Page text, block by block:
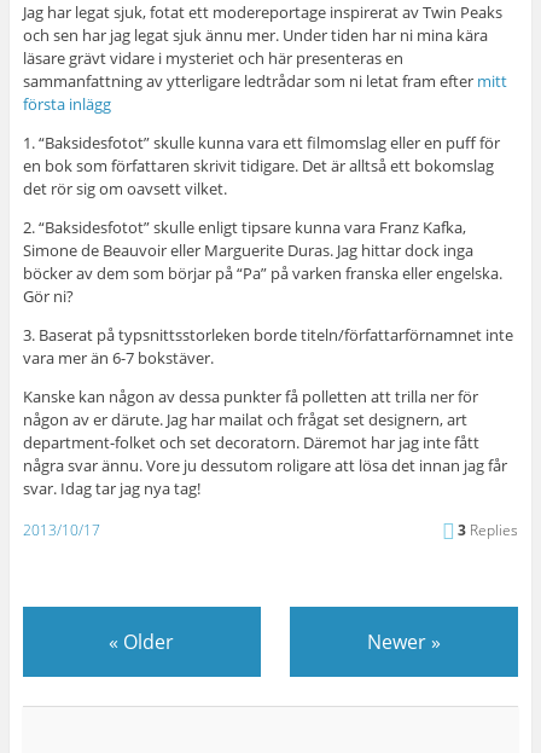
Jag har legat sjuk, fotat ett modereportage inspirerat av Twin Peaks
och sen har jag legat sjuk ännu mer. Under tiden har ni mina kära
läsare grävt vidare i mysteriet och här presenteras en
sammanfattning av ytterligare ledtrådar som ni letat fram efter mitt
första inlägg
1. “Baksidesfotot” skulle kunna vara ett filmomslag eller en puff för
en bok som författaren skrivit tidigare. Det är alltså ett bokomslag
det rör sig om oavsett vilket.
2. “Baksidesfotot” skulle enligt tipsare kunna vara Franz Kafka,
Simone de Beauvoir eller Marguerite Duras. Jag hittar dock inga
böcker av dem som börjar på “Pa” på varken franska eller engelska.
Gör ni?
3. Baserat på typsnittsstorleken borde titeln/författarförnamnet inte
vara mer än 6-7 bokstäver.
Kanske kan någon av dessa punkter få polletten att trilla ner för
någon av er därute. Jag har mailat och frågat set designern, art
department-folket och set decoratorn. Däremot har jag inte fått
några svar ännu. Vore ju dessutom roligare att lösa det innan jag får
svar. Idag tar jag nya tag!
2013/10/17 3 Replies
« Older Newer»